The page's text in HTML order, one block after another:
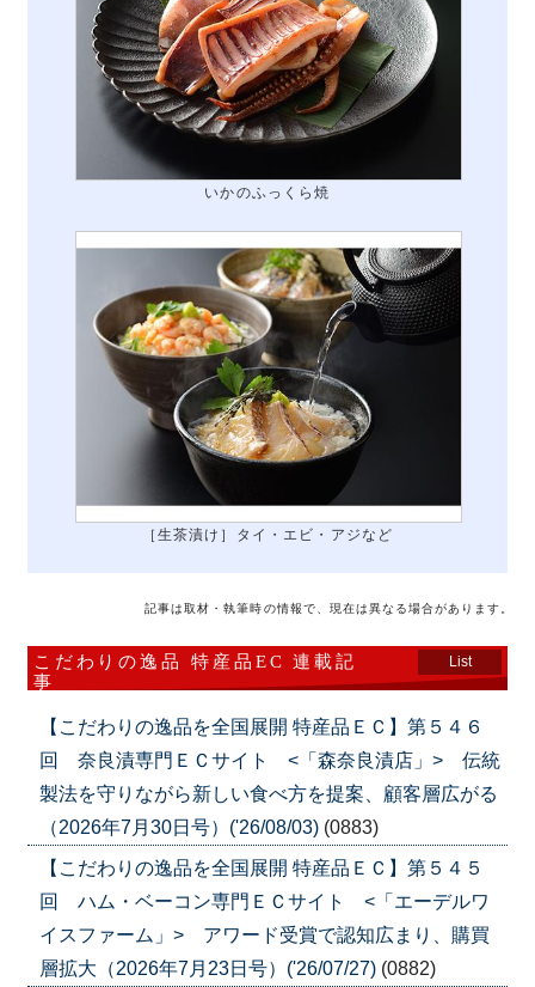
いかのふっくら焼
［生茶漬け］タイ・エビ・アジなど
記事は取材・執筆時の情報で、現在は異なる場合があります。
こだわりの逸品 特産品EC 連載記
事
List
【こだわりの逸品を全国展開 特産品ＥＣ】第５４６
回 奈良漬専門ＥＣサイト <「森奈良漬店」> 伝統
製法を守りながら新しい食べ方を提案、顧客層広がる
（2026年7月30日号）('26/08/03) (0883)
【こだわりの逸品を全国展開 特産品ＥＣ】第５４５
回 ハム・ベーコン専門ＥＣサイト <「エーデルワ
イスファーム」> アワード受賞で認知広まり、購買
層拡大（2026年7月23日号）('26/07/27) (0882)